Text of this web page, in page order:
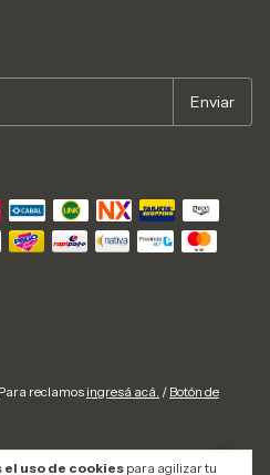
el uso de cookies para agilizar tu
reclamos ingresá acá. / Botón de
los derechos reservados.